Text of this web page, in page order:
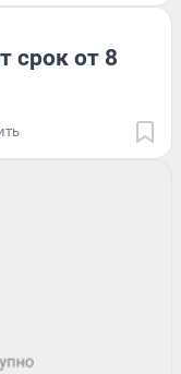
срок от 8